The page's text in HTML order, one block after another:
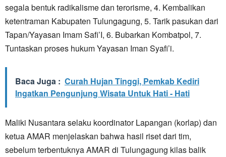
segala bentuk radikalisme dan terorisme, 4. Kembalikan
ketentraman Kabupaten Tulungagung, 5. Tarik pasukan dari
Tapan/Yayasan Imam Safi’I, 6. Bubarkan Kombatpol, 7.
Tuntaskan proses hukum Yayasan Iman Syafi’i.
Baca Juga : Curah Hujan Tinggi, Pemkab Kediri
Ingatkan Pengunjung Wisata Untuk Hati - Hati
Maliki Nusantara selaku koordinator Lapangan (korlap) dan
ketua AMAR menjelaskan bahwa hasil riset dari tim,
sebelum terbentuknya AMAR di Tulungagung kilas balik